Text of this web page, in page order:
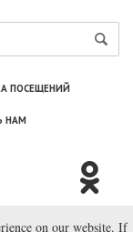
ПОСЕЩЕНИЙ
НАМ
on our website. If